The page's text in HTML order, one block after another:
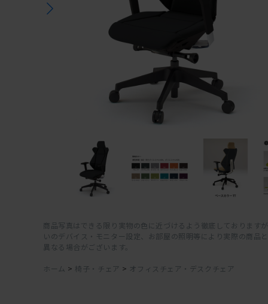
商品写真はできる限り実物の色に近づけるよう徹底しております
いのデバイス・モニター設定、お部屋の照明等により実際の商品
異なる場合がございます。
ホーム > 椅子・チェア > オフィスチェア・デスクチェア